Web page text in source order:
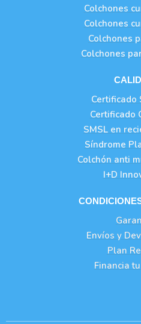
Colchones
Colchones
Colchones
Colchones
Certificado
Certificado
SMSL en
Síndrome
Colchón anti
I+D
Envíos y
Plan
Financia